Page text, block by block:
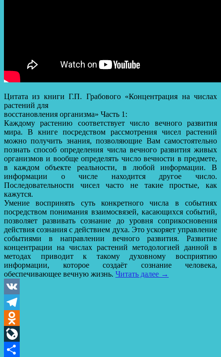
Цитата из книги Г.П. Грабового «Концентрация на числах
растений для
восстановления организма» Часть 1:
Каждому растению соответствует число вечного развития
мира. В книге посредством рассмотрения чисел растений
можно получить знания, позволяющие Вам самостоятельно
познать способ определения числа вечного развития живых
организмов и вообще определять число вечности в предмете,
в каждом объекте реальности, в любой информации. В
информации о числе находится другое число.
Последовательности чисел часто не такие простые, как
кажутся.
Умение воспринять суть конкретного числа в событиях
посредством понимания взаимосвязей, касающихся событий,
позволяет развивать сознание до уровня соприкосновения
действия сознания с действием духа. Это ускоряет управление
событиями в направлении вечного развития. Развитие
концентрации на числах растений методологией данной в
методах приводит к такому духовному восприятию
информации, которое создаёт сознание человека,
обеспечивающее вечную жизнь. Читать далее →
VK
Telegram
Odnoklassniki
LiveJournal